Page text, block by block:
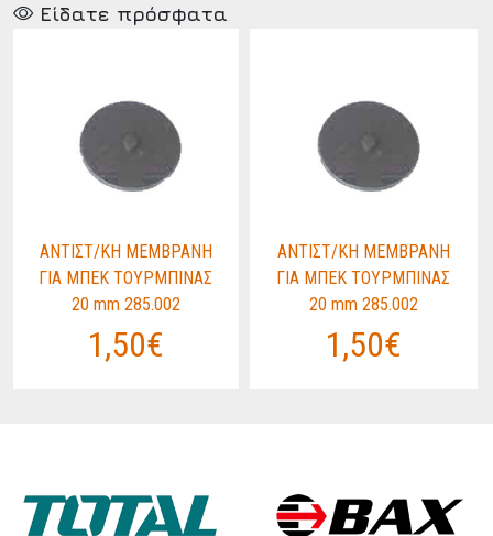
Είδατε πρόσφατα
ΑΝΤΙΣΤ/ΚΗ ΜΕΜΒΡΑΝΗ
ΓΙΑ ΜΠΕΚ ΤΟΥΡΜΠΙΝΑΣ
20 mm 285.002
1,50€
ΑΝΤΙΣΤ/ΚΗ ΜΕΜΒΡΑΝΗ
ΓΙΑ ΜΠΕΚ ΤΟΥΡΜΠΙΝΑΣ
20 mm 285.002
1,50€